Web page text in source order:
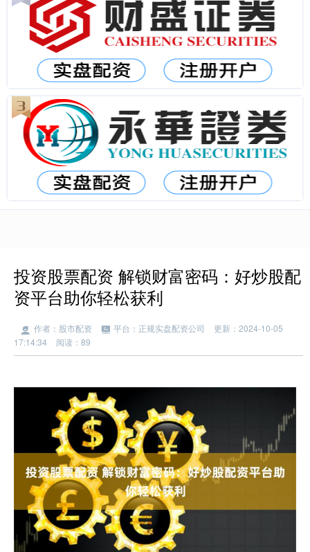
投资股票配资 解锁财富密码：好炒股配
资平台助你轻松获利
作者：股市配资 平台：正规实盘配资公司
更新：2024-10-05
17:14:34
阅读：89